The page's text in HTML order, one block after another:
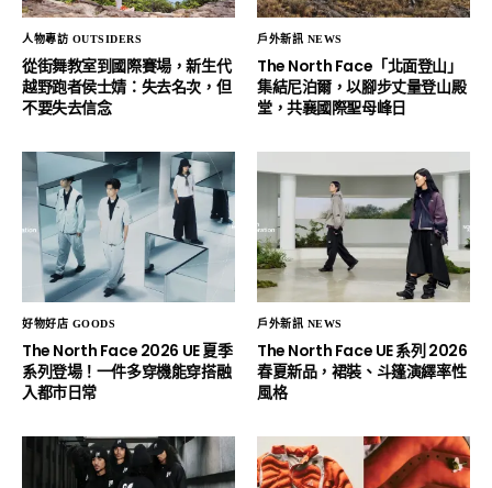
人物專訪 OUTSIDERS
從街舞教室到國際賽場，新生代
越野跑者侯士婧：失去名次，但
不要失去信念
戶外新訊 NEWS
The North Face「北面登山」
集結尼泊爾，以腳步丈量登山殿
堂，共襄國際聖母峰日
好物好店 GOODS
The North Face 2026 UE 夏季
系列登場！一件多穿機能穿搭融
入都市日常
戶外新訊 NEWS
The North Face UE 系列 2026
春夏新品，裙裝、斗篷演繹率性
風格